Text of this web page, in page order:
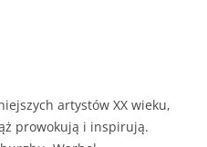
artystów XX wieku,
prowokują i inspirują.